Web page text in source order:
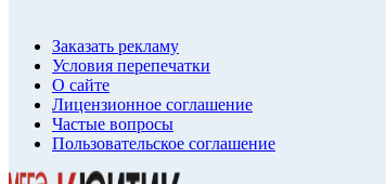
Заказать рекламу
Условия перепечатки
О сайте
Лицензионное соглашение
Частые вопросы
Пользовательское соглашение